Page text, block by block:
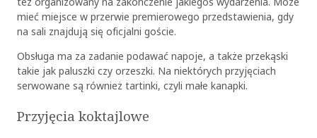
mieć miejsce w przerwie premierowego przedstawienia, gdy
na sali znajdują się oficjalni goście.
Obsługa ma za zadanie podawać napoje, a także przekąski
takie jak paluszki czy orzeszki. Na niektórych przyjęciach
serwowane są również tartinki, czyli małe kanapki.
Przyjęcia koktajlowe